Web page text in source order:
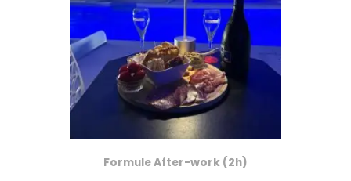
Formule After-work (2h)